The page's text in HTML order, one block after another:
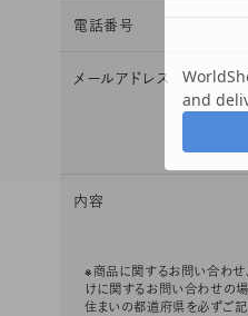
電話番号
メールアドレス
内容
※商品に関するお問い合わせ
けに関するお問い合わせの
住まいの都道府県を必ずご記